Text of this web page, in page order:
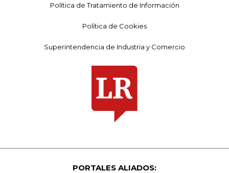
Política de Tratamiento de Información
Política de Cookies
Superintendencia de Industria y Comercio
PORTALES ALIADOS: